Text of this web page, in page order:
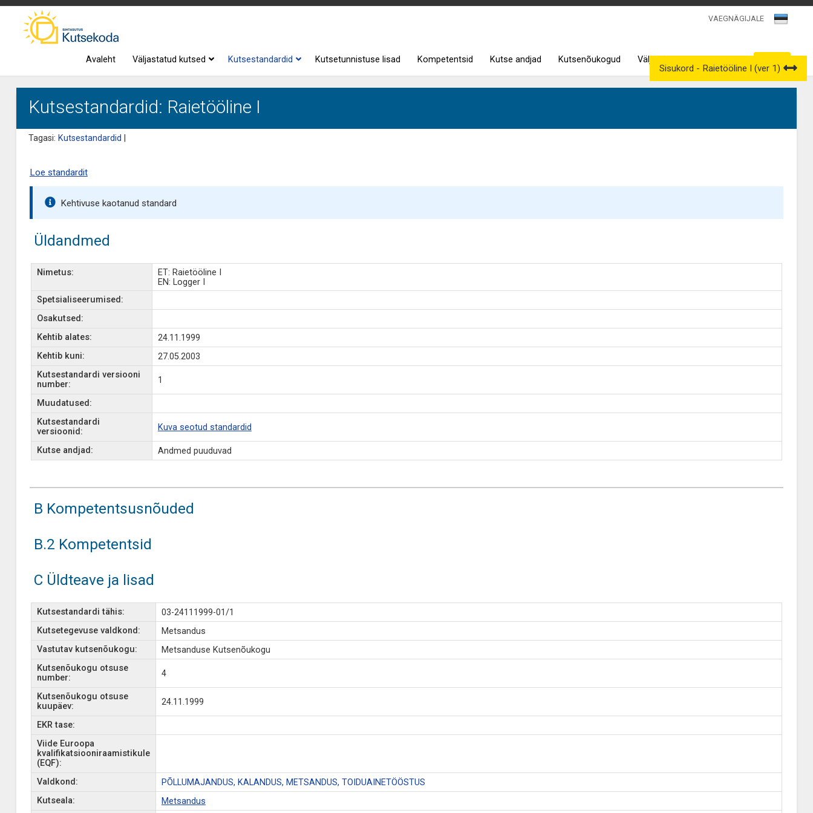
VAEGNÄGIJALE
Avaleht Väljastatud kutsed Kutsestandardid Kutsetunnistuse lisad Kompetentsid Kutse andjad Kutsenõukogud Väljavõtted kutseregistrist
Kutsestandardid: Raietööline I
Tagasi: Kutsestandardid
Sisukord - Raietööline I (ver 1)
Loe standardit
Kehtivuse kaotanud standard
Üldandmed
Nimetus:
ET: Raietööline I
EN: Logger I
Spetsialiseerumised:
Osakutsed:
Kehtib alates:
24.11.1999
Kehtib kuni:
27.05.2003
Kutsestandardi versiooni
number:
1
Muudatused:
Kutsestandardi
versioonid:
Kuva seotud standardid
Kutse andjad: Andmed puuduvad
B Kompetentsusnõuded
B.2 Kompetentsid
C Üldteave ja lisad
Kutsestandardi tähis:
03-24111999-01/1
Kutsetegevuse valdkond:
Metsandus
Vastutav kutsenõukogu:
Metsanduse Kutsenõukogu
Kutsenõukogu otsuse
number:
4
Kutsenõukogu otsuse
kuupäev:
24.11.1999
EKR tase:
Viide Euroopa
kvalifikatsiooniraamistikule
(EQF):
Valdkond:
PÕLLUMAJANDUS, KALANDUS, METSANDUS, TOIDUAINETÖÖSTUS
Kutseala:
Metsandus